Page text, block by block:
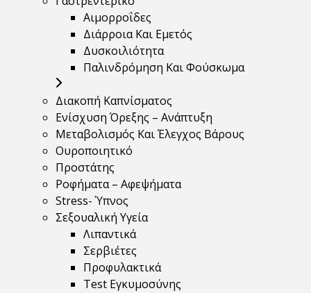
Αιμορροΐδες
Διάρροια Και Εμετός
Δυσκοιλιότητα
Παλινδρόμηση Και Φούσκωμα
Διακοπή Καπνίσματος
Ενίσχυση Όρεξης – Ανάπτυξη
Μεταβολισμός Και Έλεγχος Βάρους
Ουροποιητικό
Προστάτης
Ροφήματα – Αφεψήματα
Stress- Ύπνος
Σεξουαλική Υγεία
Λιπαντικά
Σερβιέτες
Προφυλακτικά
Test Εγκυμοσύνης